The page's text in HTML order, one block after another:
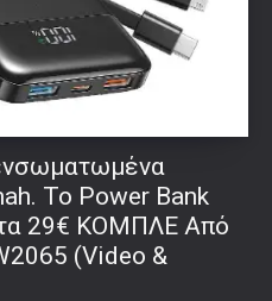
Το Power Bank
29€ ΚΟΜΠΛΕ Από
(Video &